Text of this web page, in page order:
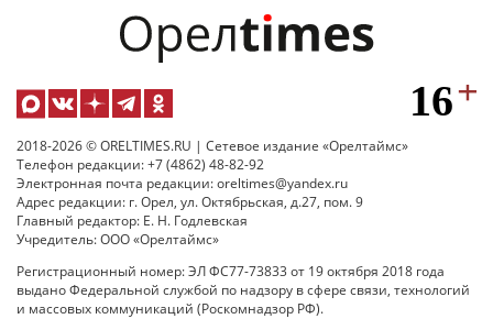
2018-2026 © ORELTIMES.RU | Сетевое издание «Орелтаймс»
Телефон редакции: +7 (4862) 48-82-92
Электронная почта редакции: oreltimes@yandex.ru
Адрес редакции: г. Орел, ул. Октябрьская, д.27, пом. 9
Главный редактор: Е. Н. Годлевская
Учредитель: ООО «Орелтаймс»
Регистрационный номер: ЭЛ ФС77-73833 от 19 октября 2018 года
выдано Федеральной службой по надзору в сфере связи, технологий
и массовых коммуникаций (Роскомнадзор РФ).